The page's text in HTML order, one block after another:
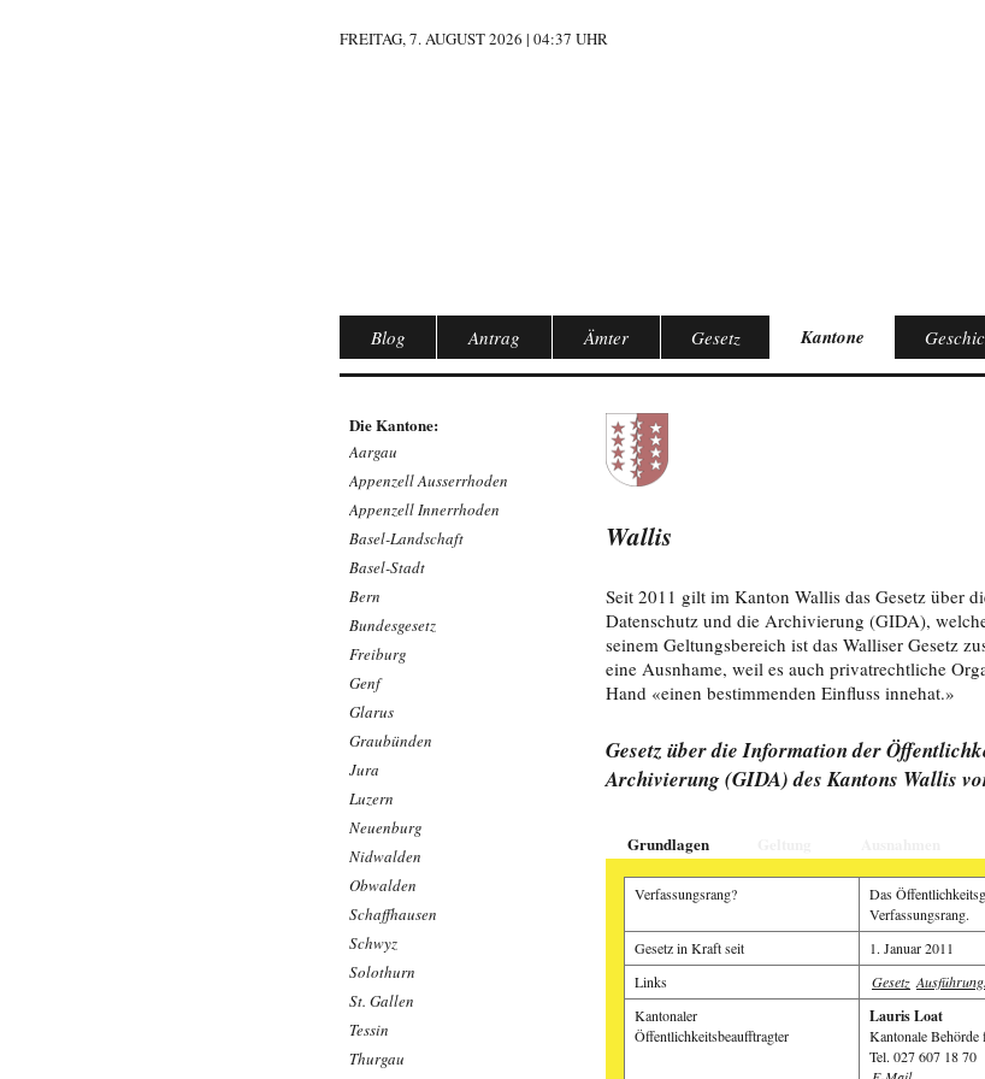
FREITAG, 7. AUGUST 2026 | 04:37 UHR
Blog Antrag Ämter Gesetz Kantone
Die Kantone:
Aargau
Appenzell Ausserrhoden
Appenzell Innerrhoden
Basel-Landschaft
Basel-Stadt
Bern
Bundesgesetz
Freiburg
Genf
Glarus
Graubünden
Jura
Luzern
Neuenburg
Nidwalden
Obwalden
Schaffhausen
Schwyz
Solothurn
St. Gallen
Tessin
Thurgau
Wallis
Seit 2011 gilt im Kanton Wallis das Gesetz über
Datenschutz und die Archivierung (GIDA),
seinem Geltungsbereich ist das Walliser Gesetz
eine Ausnhame, weil es auch privatrechtliche
Hand «einen bestimmenden Einfluss innehat.»
Gesetz über die Information der
Archivierung (GIDA) des Kantons Wallis
Grundlagen
Verfassungsrang?
Das
Verfassungsrang.
Gesetz in Kraft seit
1. Januar 2011
Links
Gesetz
Kantonaler
Öffentlichkeitsbeaufftragter
Lauris Loat
Kantonale
Tel. 027 607 18 70